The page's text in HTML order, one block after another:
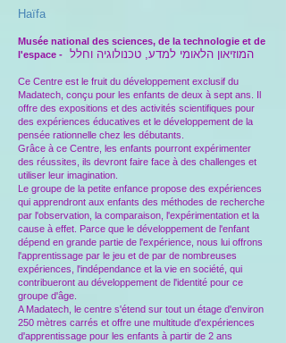
Haïfa
Musée national des sciences, de la technologie et de
l'espace -
Ce Centre est le fruit du développement exclusif du
Madatech, conçu pour les enfants de deux à sept ans. Il
offre des expositions et des activités scientifiques pour
des expériences éducatives et le développement de la
pensée rationnelle chez les débutants.
Grâce à ce Centre, les enfants pourront expérimenter
des réussites, ils devront faire face à des challenges et
utiliser leur imagination.
Le groupe de la petite enfance propose des expériences
qui apprendront aux enfants des méthodes de recherche
par l'observation, la comparaison, l'expérimentation et la
cause à effet. Parce que le développement de l'enfant
dépend en grande partie de l'expérience, nous lui offrons
l'apprentissage par le jeu et de par de nombreuses
expériences, l'indépendance et la vie en société, qui
contribueront au développement de l'identité pour ce
groupe d'âge.
A Madatech, le centre s'étend sur tout un étage d'environ
250 mètres carrés et offre une multitude d'expériences
d'apprentissage pour les enfants à partir de 2 ans